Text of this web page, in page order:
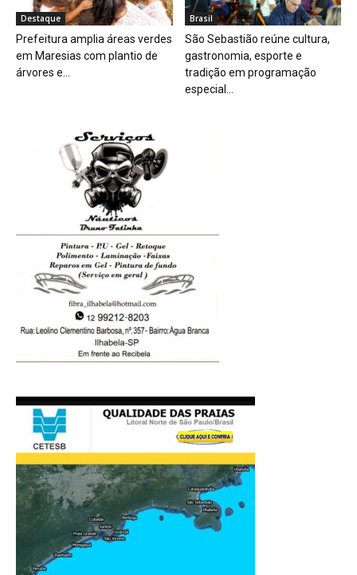
Destaque
Prefeitura amplia áreas verdes
em Maresias com plantio de
árvores e...
Brasil
São Sebastião reúne cultura,
gastronomia, esporte e
tradição em programação
especial...